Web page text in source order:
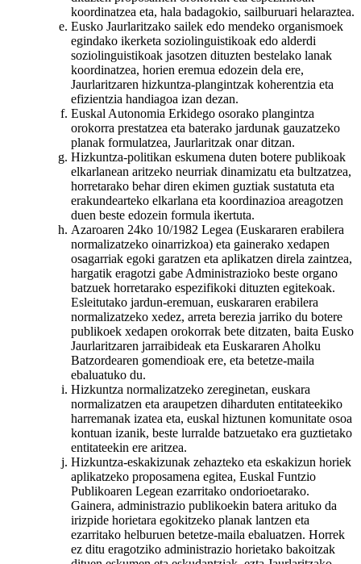
koordinatzea eta, hala badagokio, sailburuari helaraztea.
Eusko Jaurlaritzako sailek edo mendeko organismoek
egindako ikerketa soziolinguistikoak edo alderdi
soziolinguistikoak jasotzen dituzten bestelako lanak
koordinatzea, horien eremua edozein dela ere,
Jaurlaritzaren hizkuntza-plangintzak koherentzia eta
efizientzia handiagoa izan dezan.
Euskal Autonomia Erkidego osorako plangintza
orokorra prestatzea eta baterako jardunak gauzatzeko
planak formulatzea, Jaurlaritzak onar ditzan.
Hizkuntza-politikan eskumena duten botere publikoak
elkarlanean aritzeko neurriak dinamizatu eta bultzatzea,
horretarako behar diren ekimen guztiak sustatuta eta
erakundearteko elkarlana eta koordinazioa areagotzen
duen beste edozein formula ikertuta.
Azaroaren 24ko 10/1982 Legea (Euskararen erabilera
normalizatzeko oinarrizkoa) eta gainerako xedapen
osagarriak egoki garatzen eta aplikatzen direla zaintzea,
hargatik eragotzi gabe Administrazioko beste organo
batzuek horretarako espezifikoki dituzten egitekoak.
Esleitutako jardun-eremuan, euskararen erabilera
normalizatzeko xedez, arreta berezia jarriko du botere
publikoek xedapen orokorrak bete ditzaten, baita Eusko
Jaurlaritzaren jarraibideak eta Euskararen Aholku
Batzordearen gomendioak ere, eta betetze-maila
ebaluatuko du.
Hizkuntza normalizatzeko zereginetan, euskara
normalizatzen eta araupetzen diharduten entitateekiko
harremanak izatea eta, euskal hiztunen komunitate osoa
kontuan izanik, beste lurralde batzuetako era guztietako
entitateekin ere aritzea.
Hizkuntza-eskakizunak zehazteko eta eskakizun horiek
aplikatzeko proposamena egitea, Euskal Funtzio
Publikoaren Legean ezarritako ondorioetarako.
Gainera, administrazio publikoekin batera arituko da
irizpide horietara egokitzeko planak lantzen eta
ezarritako helburuen betetze-maila ebaluatzen. Horrek
ez ditu eragotziko administrazio horietako bakoitzak